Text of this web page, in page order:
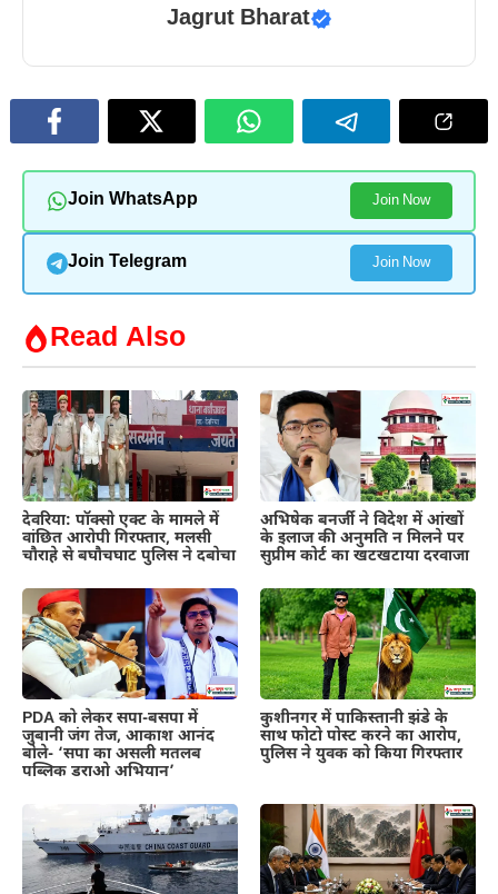
Jagrut Bharat
Join WhatsApp Join Now
Join Telegram Join Now
Read Also
देवरिया: पॉक्सो एक्ट के मामले में
वांछित आरोपी गिरफ्तार, मलसी
चौराहे से बघौचघाट पुलिस ने दबोचा
अभिषेक बनर्जी ने विदेश में आंखों
के इलाज की अनुमति न मिलने पर
सुप्रीम कोर्ट का खटखटाया दरवाजा
PDA को लेकर सपा-बसपा में
जुबानी जंग तेज, आकाश आनंद
बोले- ‘सपा का असली मतलब
पब्लिक डराओ अभियान’
कुशीनगर में पाकिस्तानी झंडे के
साथ फोटो पोस्ट करने का आरोप,
पुलिस ने युवक को किया गिरफ्तार